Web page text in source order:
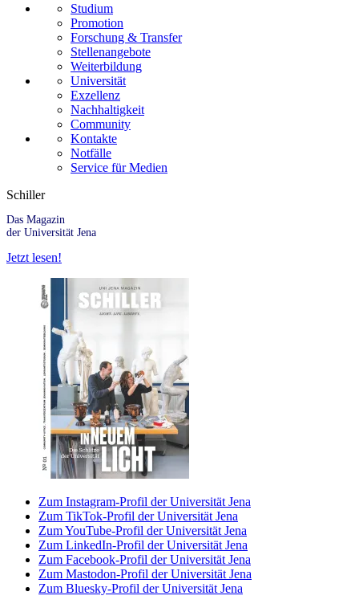
Studium
Promotion
Forschung & Transfer
Stellenangebote
Weiterbildung
Universität
Exzellenz
Nachhaltigkeit
Community
Kontakte
Notfälle
Service für Medien
Schiller
Das Magazin
der Universität Jena
Jetzt lesen!
Zum Instagram-Profil der Universität Jena
Zum TikTok-Profil der Universität Jena
Zum YouTube-Profil der Universität Jena
Zum LinkedIn-Profil der Universität Jena
Zum Facebook-Profil der Universität Jena
Zum Mastodon-Profil der Universität Jena
Zum Bluesky-Profil der Universität Jena